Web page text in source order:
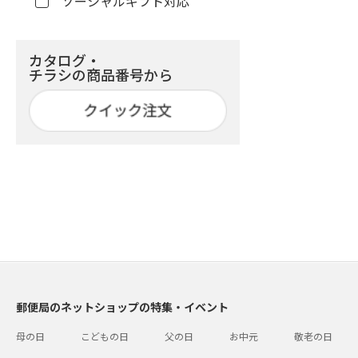
カタログ・
チラシの商品番号から
郵便局のネットショップの特集・イベント
母の日 こどもの日 父の日 お中元 敬老の日